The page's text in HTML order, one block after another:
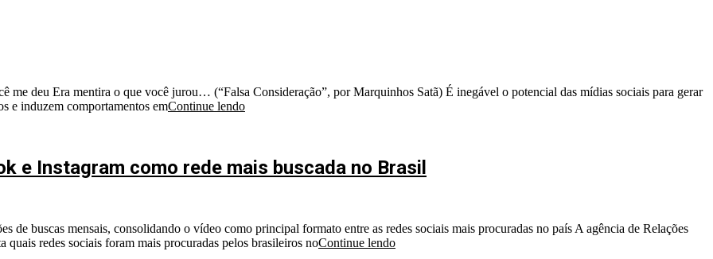
me deu Era mentira o que você jurou… (“Falsa Consideração”, por Marquinhos Satã) É inegável o potencial das mídias sociais para gerar
e induzem comportamentos emContinue lendo
e Instagram como rede mais buscada no Brasil
de buscas mensais, consolidando o vídeo como principal formato entre as redes sociais mais procuradas no país A agência de Relações
redes sociais foram mais procuradas pelos brasileiros noContinue lendo